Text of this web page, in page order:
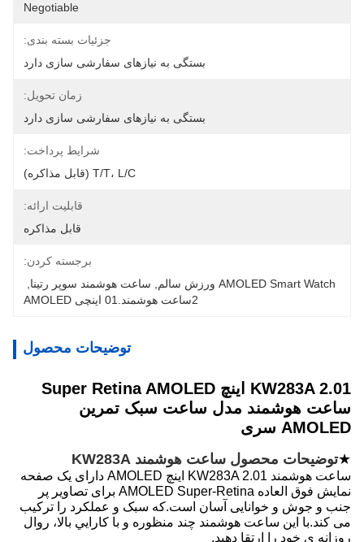
Negotiable
جزئیات بسته بندی:
بستگی به نیازهای سفارشی سازی دارد
زمان تحویل:
بستگی به نیازهای سفارشی سازی دارد
شرایط پرداخت:
T/T، L/C (قابل مذاکره)
قابلیت ارائه:
قابل مذاکره
برجسته کردن:
AMOLED Smart Watch ورزش سالم
ساعت هوشمند سوپر رتینا
2ساعت هوشمند.01 اینچی AMOLED
توضیحات محصول
KW283A 2.01 اینچ Super Retina AMOLED
ساعت هوشمند مدل ساعت سبک تمرین
AMOLED سری
★توضیحات محصول ساعت هوشمند KW283A
ساعت هوشمند KW283A 2.01 اینچ AMOLED دارای یک صفحه
نمایش فوق العاده AMOLED Super-Retina برای تصاویر پر
جنب و جوش و خوانایی آسان است.که سبک و عملکرد را ترکیب
می کند.با اين ساعت هوشمند چند منظوره و با کارايي بالا، روال
روزانه ي خود را ارتقا دهيد.